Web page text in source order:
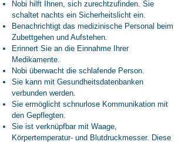
Nobi hilft Ihnen, sich zurechtzufinden. Sie
schaltet nachts ein Sicherheitslicht ein.
Benachrichtigt das medizinische Personal beim
Zubettgehen und Aufstehen.
Erinnert Sie an die Einnahme Ihrer
Medikamente.
Nobi überwacht die schlafende Person.
Sie kann mit Gesundheitsdatenbanken
verbunden werden.
Sie ermöglicht schnurlose Kommunikation mit
den Gepflegten.
Sie ist verknüpfbar mit Waage,
Körpertemperatur- und Blutdruckmesser. Diese